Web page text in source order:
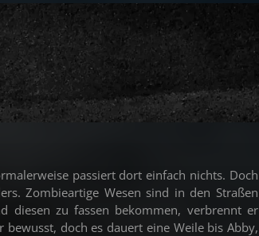
passiert dort einfach nichts. Doch
Zombieartige Wesen sind in den Straßen
diesen zu fassen bekommen, verbrennt er
doch es dauert eine Weile bis Abby,